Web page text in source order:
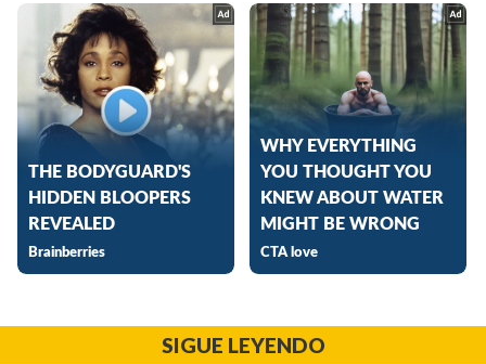
SIGUE LEYENDO